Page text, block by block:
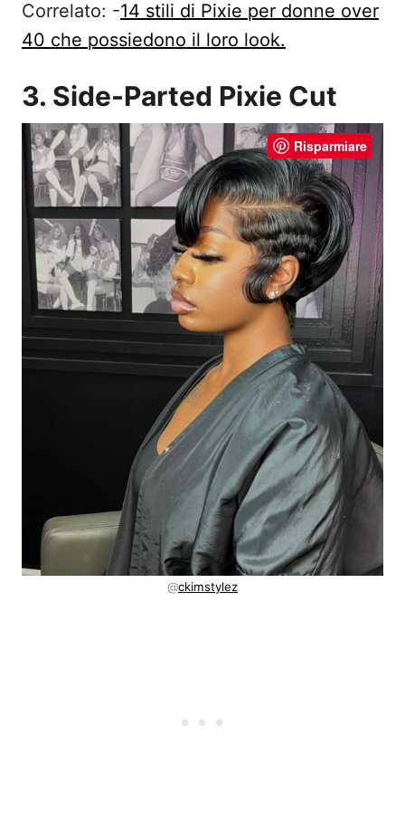
Correlato: -14 stili di Pixie per donne over
40 che possiedono il loro look.
3. Side-Parted Pixie Cut
Risparmiare
@ckimstylez